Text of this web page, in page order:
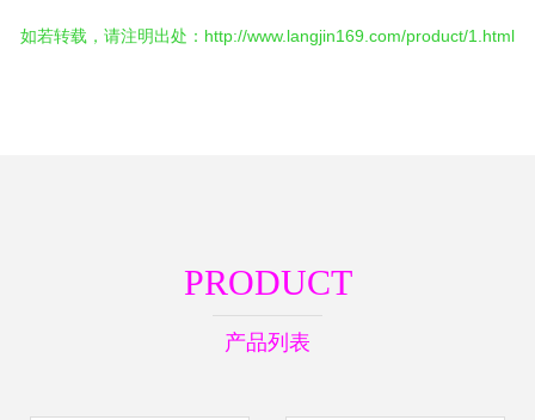
如若转载，请注明出处：http://www.langjin169.com/product/1.html
PRODUCT
产品列表